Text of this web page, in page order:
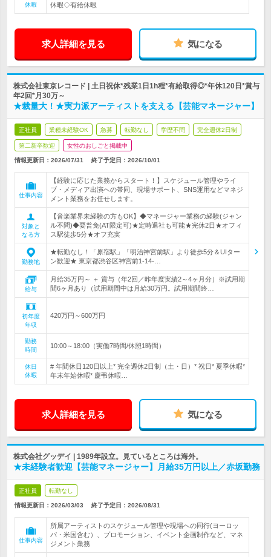
休暇
休暇◇有給休暇
求人詳細を見る 気になる
株式会社東京レコード | 土日祝休*残業1日1h程*有給取得◎*年休120日*賞与
年2回*月30万～
★裁量大！★実力派アーティストを支える【芸能マネージャー】
正社員 業種未経験OK 急募 転勤なし 学歴不問 完全週休2日制
第二新卒歓迎 女性のおしごと掲載中
情報更新日：2026/07/31 終了予定日： 2026/10/01
仕事内容
【経験に応じた業務からスタート！】スケジュール管理やライ
ブ・メディア出演への帯同、現場サポート、SNS運用などマネジ
メント業務をお任せします。
対象と
なる方
【音楽業界未経験の方もOK】◆マネージャー業務の経験(ジャン
ル不問)◆要普免(AT限定可)★定時退社も可能★完休2日★オフィ
ス駅徒歩5分★オフ充実
勤務地
★転勤なし！「原宿駅」「明治神宮前駅」より徒歩5分＆UIター
ン歓迎★ 東京都渋谷区神宮前1-14-…
給与
月給35万円～ ＋ 賞与（年2回／昨年度実績2～4ヶ月分）※試用期
間6ヶ月あり（試用期間中は月給30万円。試用期間終…
初年度
年収
420万円～600万円
勤務
時間
10:00～18:00（実働7時間/休憩1時間）
休日
休暇
# 年間休日120日以上* 完全週休2日制（土・日）* 祝日* 夏季休暇*
年末年始休暇* 慶弔休暇…
求人詳細を見る 気になる
株式会社グッデイ | 1989年設立。見ているところは海外。
★未経験者歓迎【芸能マネージャー】月給35万円以上／赤坂勤務
正社員 転勤なし
情報更新日：2026/03/03 終了予定日： 2026/08/31
仕事内容
所属アーティストのスケジュール管理や現場への同行(ヨーロッ
パ・米国含む）、プロモーション、イベント企画制作など、マネ
ジメント業務